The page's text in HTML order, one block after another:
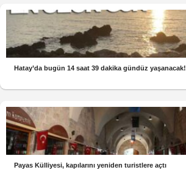
Hatay’da bugün 14 saat 39 dakika gündüz yaşanacak!
Payas Külliyesi, kapılarını yeniden turistlere açtı